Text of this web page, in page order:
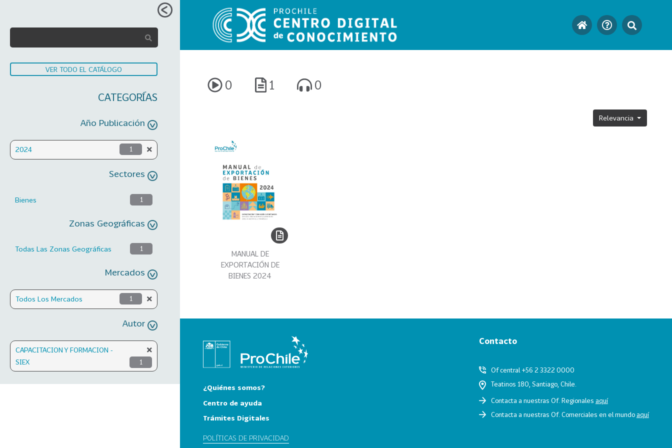
VER TODO EL CATÁLOGO
CATEGORÍAS
Año Publicación
2024 1
Sectores
Bienes 1
Zonas Geográficas
Todas Las Zonas Geográficas 1
Mercados
Todos Los Mercados 1
Autor
CAPACITACION Y FORMACION -
SIEX
1
0 1 0
Relevancia
MANUAL DE
EXPORTACIÓN DE
BIENES 2024
¿Quiénes somos?
Centro de ayuda
Trámites Digitales
POLÍTICAS DE PRIVACIDAD
Contacto
Of central +56 2 3322 0000
Teatinos 180, Santiago, Chile.
Contacta a nuestras Of. Regionales aquí
Contacta a nuestras Of. Comerciales en el mundoaquí